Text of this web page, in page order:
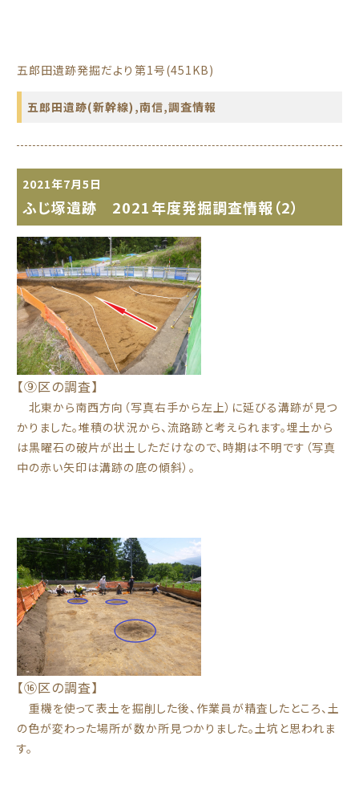
五郎田遺跡発掘だより第1号(451KB)
五郎田遺跡(新幹線) ,南信,調査情報
2021年7月5日
ふじ塚遺跡 2021年度発掘調査情報（2）
【⑨区の調査】
北東から南西方向（写真右手から左上）に延びる溝跡が見つ
かりました。堆積の状況から、流路跡と考えられます。埋土から
は黒曜石の破片が出土しただけなので、時期は不明です（写真
中の赤い矢印は溝跡の底の傾斜）。
【⑯区の調査】
重機を使って表土を掘削した後、作業員が精査したところ、土
の色が変わった場所が数か所見つかりました。土坑と思われま
す。